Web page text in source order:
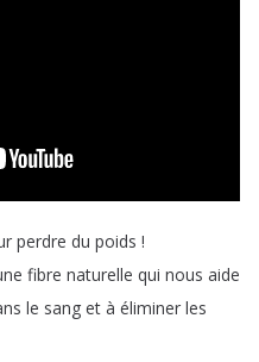
perdre du poids !
fibre naturelle qui nous aide
le sang et à éliminer les